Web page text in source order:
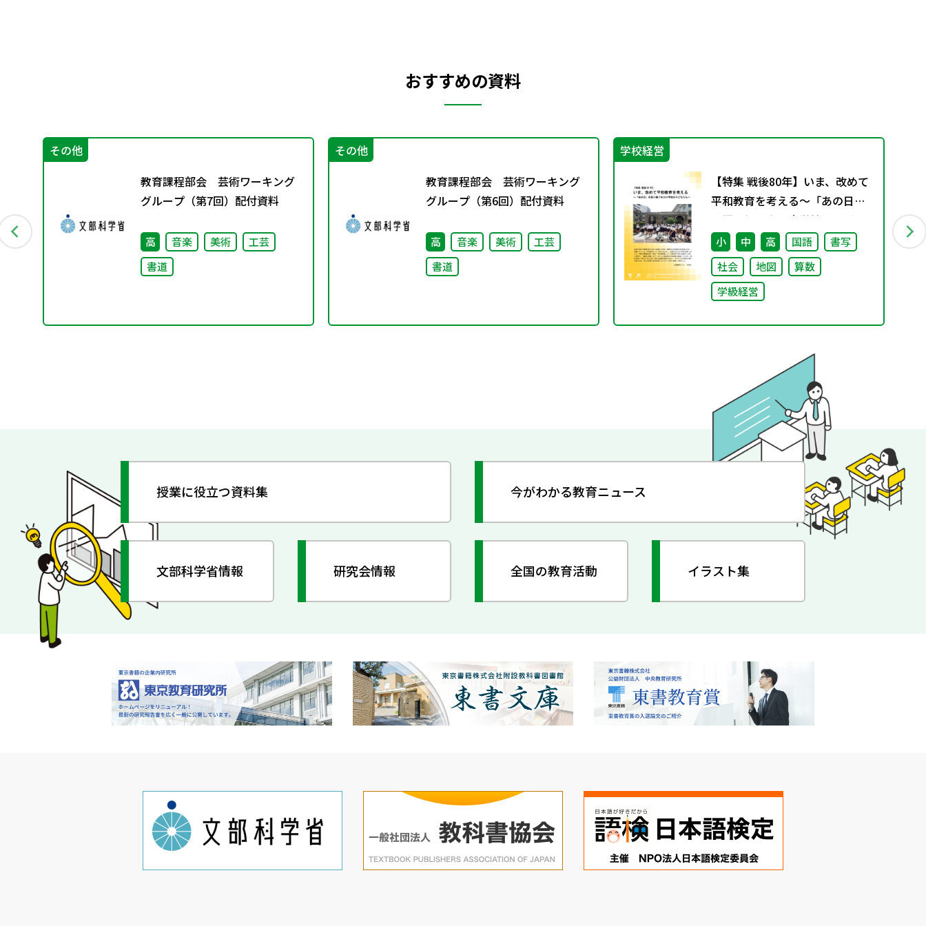
おすすめの資料
その他
教育課程部会 芸術ワーキング
グループ（第7回）配付資料
高 音楽 美術
工芸
書道
その他
教育課程部会 芸術ワーキング
グループ（第6回）配付資料
高 音楽 美術
工芸
書道
学校経営
【特集 戦後80年】いま、改めて
平和教育を考える〜「あの日」
を語り継ぐ本川小学校の子ども
たち〜
小 中 高 国語
書写
社会
地図
算数
学級経営
授業に役立つ資料集 今がわかる教育ニュース
文部科学省情報 研究会情報 全国の教育活動 イラスト集